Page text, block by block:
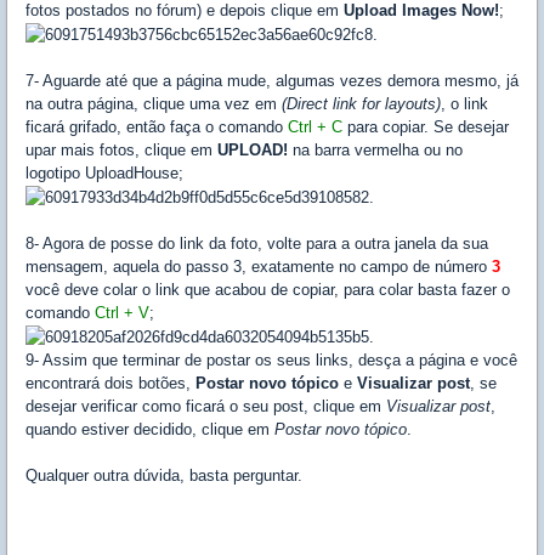
fotos postados no fórum) e depois clique em Upload Images Now!;
7- Aguarde até que a página mude, algumas vezes demora mesmo, já
na outra página, clique uma vez em (Direct link for layouts), o link
ficará grifado, então faça o comando Ctrl + C para copiar. Se desejar
upar mais fotos, clique em UPLOAD! na barra vermelha ou no
logotipo UploadHouse;
8- Agora de posse do link da foto, volte para a outra janela da sua
mensagem, aquela do passo 3, exatamente no campo de número 3
você deve colar o link que acabou de copiar, para colar basta fazer o
comando Ctrl + V;
9- Assim que terminar de postar os seus links, desça a página e você
encontrará dois botões, Postar novo tópico e Visualizar post, se
desejar verificar como ficará o seu post, clique em Visualizar post,
quando estiver decidido, clique em Postar novo tópico.
Qualquer outra dúvida, basta perguntar.